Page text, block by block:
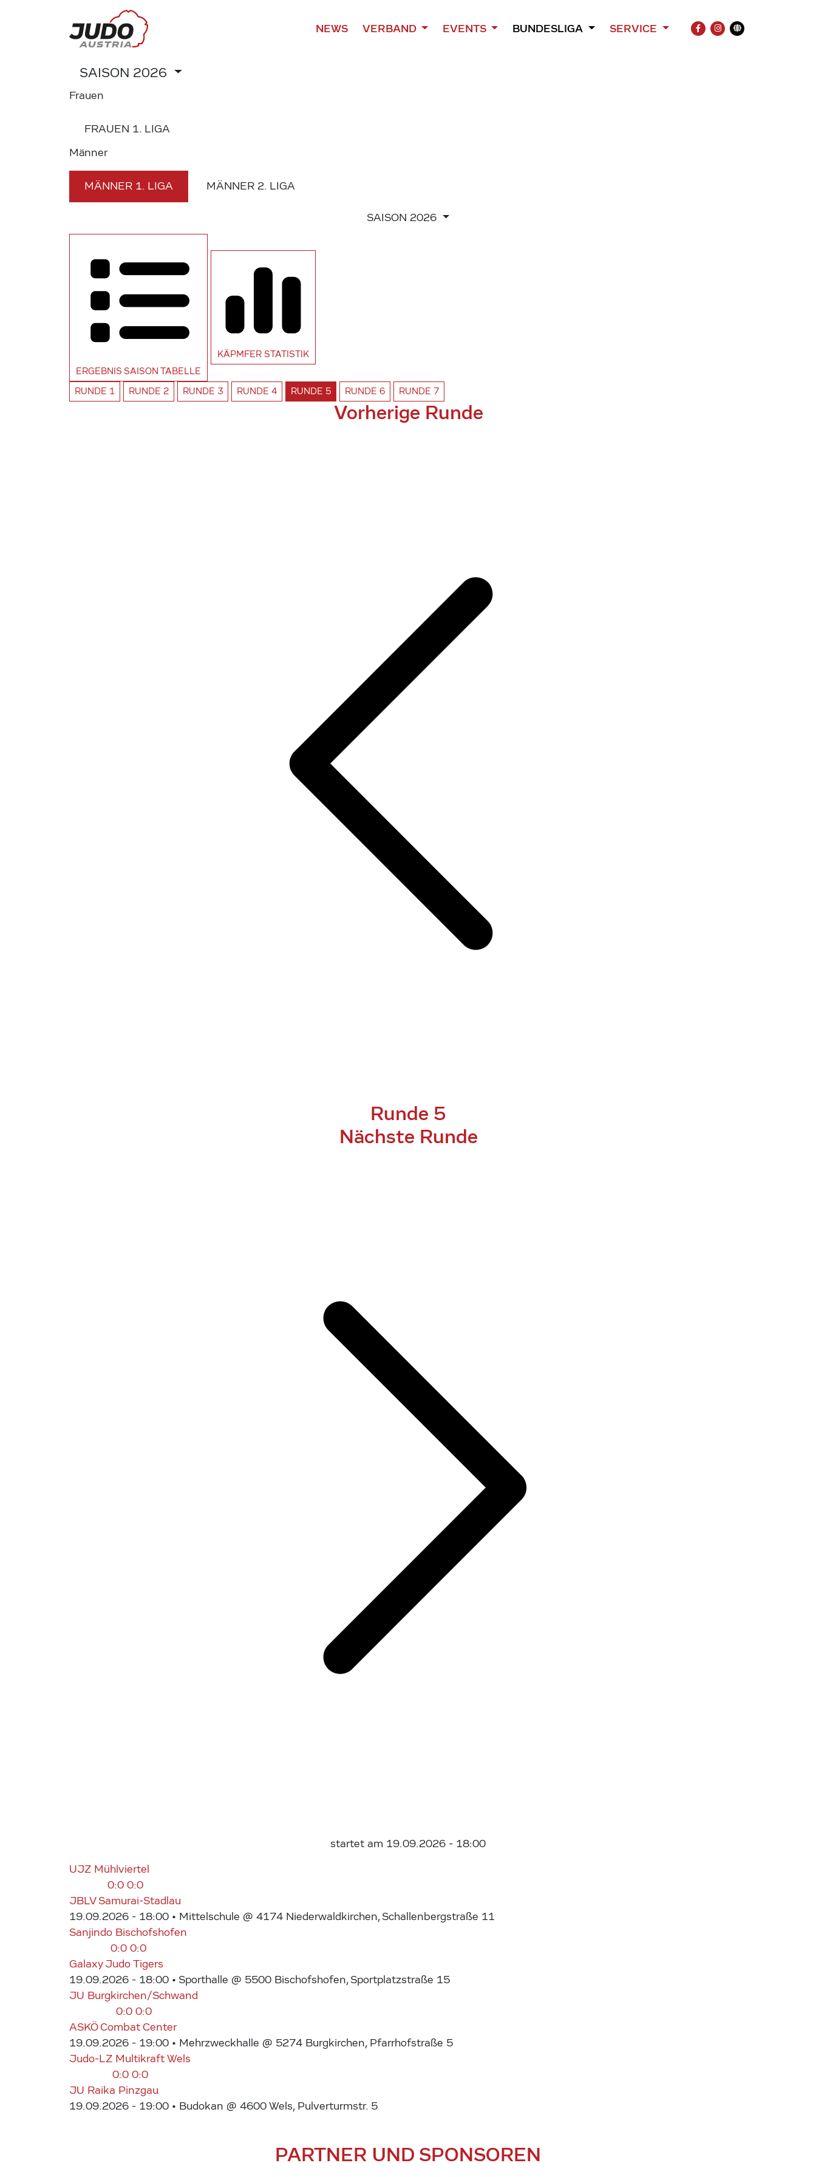
NEWS VERBAND EVENTS BUNDESLIGA SERVICE
FACEBOOK
INSTAGRAM
Übersetzung
SAISON 2026
Frauen
FRAUEN 1. LIGA
Männer
MÄNNER 1. LIGA MÄNNER 2. LIGA
SAISON 2026
ERGEBNIS SAISON TABELLE
KÄPMFER STATISTIK
RUNDE 1 RUNDE 2 RUNDE 3 RUNDE 4 RUNDE 5 RUNDE 6 RUNDE 7
Vorherige Runde
Runde 5
Nächste Runde
startet am 19.09.2026 - 18:00
UJZ Mühlviertel
0:0 0:0
JBLV Samurai-Stadlau
19.09.2026 - 18:00 • Mittelschule @ 4174 Niederwaldkirchen, Schallenbergstraße 11
Sanjindo Bischofshofen
0:0 0:0
Galaxy Judo Tigers
19.09.2026 - 18:00 • Sporthalle @ 5500 Bischofshofen, Sportplatzstraße 15
JU Burgkirchen/Schwand
0:0 0:0
ASKÖ Combat Center
19.09.2026 - 19:00 • Mehrzweckhalle @ 5274 Burgkirchen, Pfarrhofstraße 5
Judo-LZ Multikraft Wels
0:0 0:0
JU Raika Pinzgau
19.09.2026 - 19:00 • Budokan @ 4600 Wels, Pulverturmstr. 5
PARTNER UND SPONSOREN